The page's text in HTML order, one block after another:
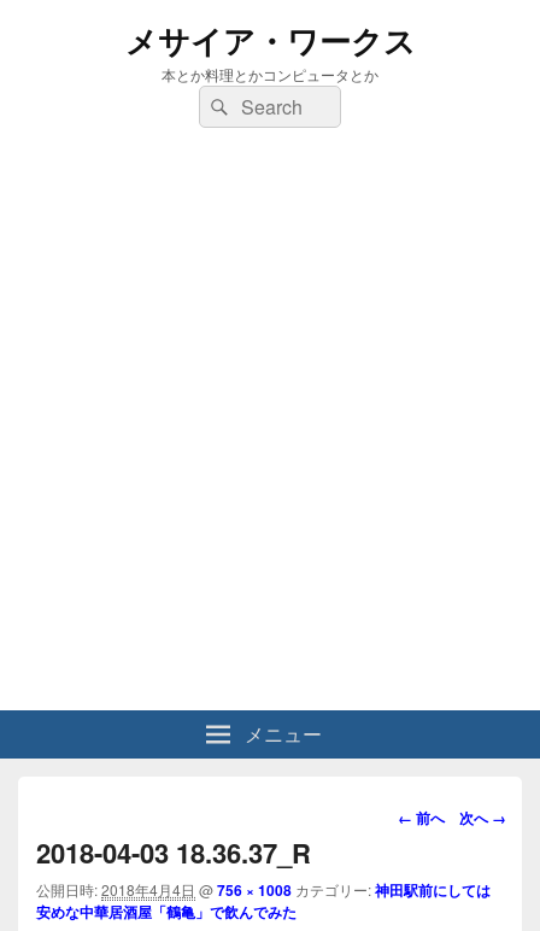
メサイア・ワークス
本とか料理とかコンピュータとか
検
索:
検
索
メニュー
画
ビ
← 前へ 次へ →
2018-04-03 18.36.37_R
公開日時:2018年4月4日 @756 × 1008 カテゴリー:神田駅前にしては
安めな中華居酒屋「鶴亀」で飲んでみた